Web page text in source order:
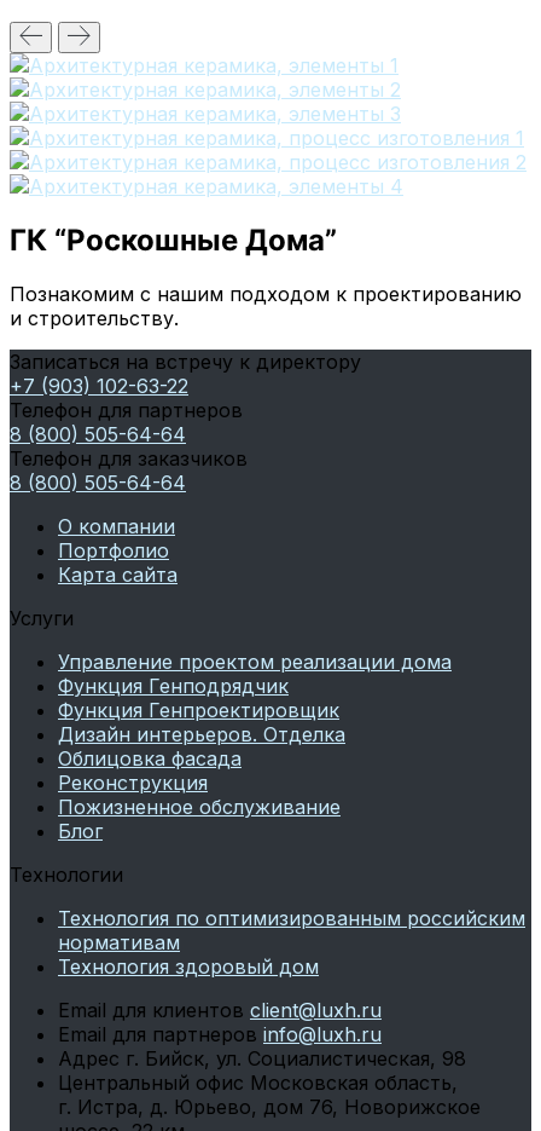
ГК “Роскошные Дома”
Познакомим с нашим подходом к проектированию
и строительству.
Записаться на встречу к директору
+7 (903) 102-63-22
Телефон для партнеров
8 (800) 505-64-64
Телефон для заказчиков
8 (800) 505-64-64
О компании
Портфолио
Карта сайта
Услуги
Управление проектом реализации дома
Функция Генподрядчик
Функция Генпроектировщик
Дизайн интерьеров. Отделка
Облицовка фасада
Реконструкция
Пожизненное обслуживание
Блог
Технологии
Технология по оптимизированным российским
нормативам
Технология здоровый дом
Email для клиентов client@luxh.ru
Email для партнеров info@luxh.ru
Адрес г. Бийск, ул. Социалистическая, 98
Центральный офис Московская область,
г. Истра, д. Юрьево, дом 76, Новорижское